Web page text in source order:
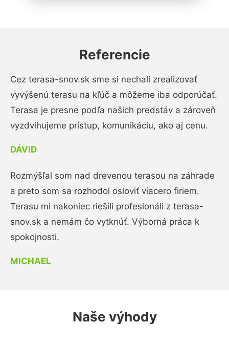
Referencie
Cez terasa-snov.sk sme si nechali zrealizovať
vyvýšenú terasu na kľúč a môžeme iba odporúčať.
Terasa je presne podľa našich predstáv a zároveň
vyzdvihujeme prístup, komunikáciu, ako aj cenu.
DÁVID
Rozmýšľal som nad drevenou terasou na záhrade
a preto som sa rozhodol osloviť viacero firiem.
Terasu mi nakoniec riešili profesionáli z terasa-
snov.sk a nemám čo vytknúť. Výborná práca k
spokojnosti.
MICHAEL
Naše výhody